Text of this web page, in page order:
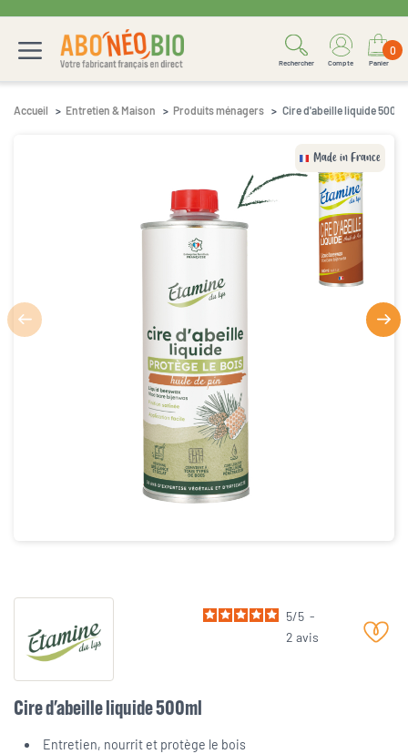
Rechercher Compte
0
Panier
Accueil Entretien & Maison Produits ménagers Cire d'abeille liquide 500ml
Made in France
5/5 -
2 avis
Cire d'abeille liquide 500ml
Entretien, nourrit et protège le bois